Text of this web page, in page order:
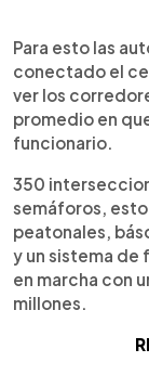
Para esto las
conectado el
ver los
promedio en
funcionario.
350
semáforos,
peatonales,
y un sistema de
en marcha con
millones.